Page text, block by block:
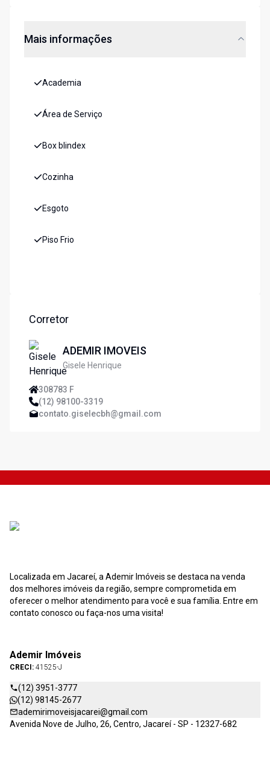
Mais informações
Academia
Área de Serviço
Box blindex
Cozinha
Esgoto
Piso Frio
Corretor
ADEMIR IMOVEIS
Gisele Henrique
308783 F
(12) 98100-3319
contato.giselecbh@gmail.com
Localizada em Jacareí, a Ademir Imóveis se destaca na venda
dos melhores imóveis da região, sempre comprometida em
oferecer o melhor atendimento para você e sua família. Entre em
contato conosco ou faça-nos uma visita!
Ademir Imóveis
CRECI: 41525-J
(12) 3951-3777
(12) 98145-2677
ademirimoveisjacarei@gmail.com
Avenida Nove de Julho, 26, Centro, Jacareí - SP - 12327-682